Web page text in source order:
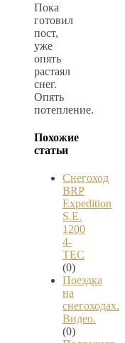
Пока
готовил
пост,
уже
опять
растаял
снег.
Опять
потепление.
Похожие
статьи
Снегоход
BRP
Expedition
S.E.
1200
4-
TEC
(0)
Поездка
на
снегоходах.
Видео.
(0)